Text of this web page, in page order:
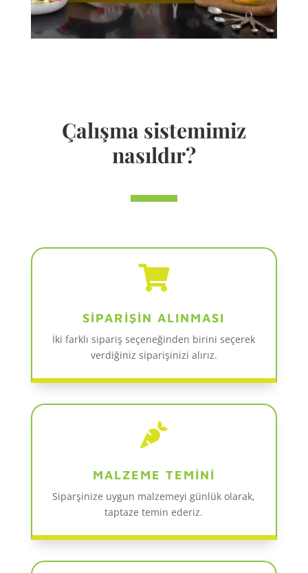
Çalışma sistemimiz
nasıldır?

SİPARİŞİN ALINMASI
İki farklı sipariş seçeneğinden birini seçerek
verdiğiniz siparişinizi alırız.

MALZEME TEMİNİ
Siparşinize uygun malzemeyi günlük olarak,
taptaze temin ederiz.